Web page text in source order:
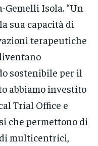
Gemelli Isola. “Un
sua capacità di
terapeutiche
sostenibile per il
abbiamo investito
Trial Office e
che permettono di
multicentrici,